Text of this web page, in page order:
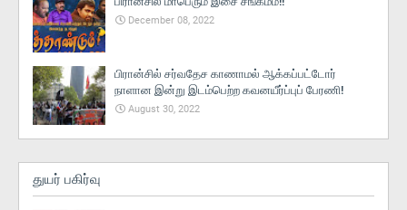
December 08, 2022
பிரான்சில் சர்வதேச காணாமல் ஆக்கப்பட்டோர்
நாளான இன்று இடம்பெற்ற கவனயீர்ப்புப் பேரணி!
August 30, 2022
துயர் பகிர்வு